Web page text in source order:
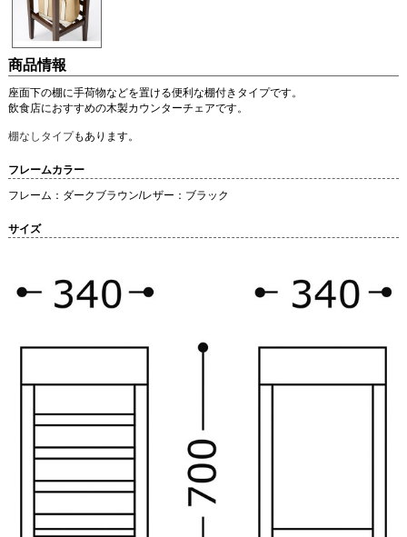
商品情報
座面下の棚に手荷物などを置ける便利な棚付きタイプです。
飲食店におすすめの木製カウンターチェアです。
棚なしタイプもあります。
フレームカラー
フレーム：ダークブラウン/レザー：ブラック
サイズ